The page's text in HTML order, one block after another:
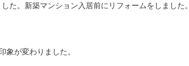
た。新築マンション入居前にリフォームをしました。
象が変わりました。